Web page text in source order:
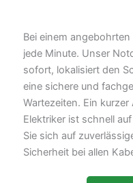
Bei einem
jede Minute. Unser
sofort, lokalisiert den
eine sichere und
Wartezeiten. Ein
Elektriker ist schnell
Sie sich auf
Sicherheit bei allen